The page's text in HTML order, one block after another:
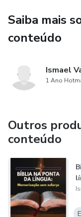
Saiba mais
conteúdo
Ismael
1 Ano
Outros
conteúdo